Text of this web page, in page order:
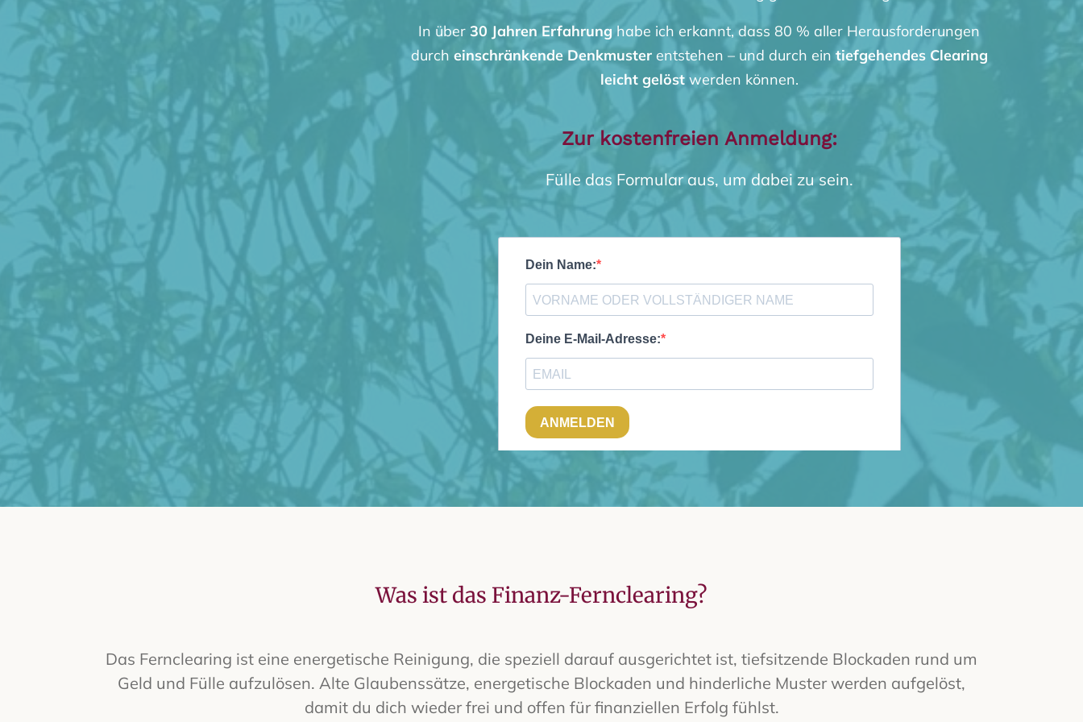
In über30 Jahren Erfahrung habe ich erkannt, dass 80 % aller Herausforderungen
durch einschränkende Denkmusterentstehen – und durch ein tiefgehendes Clearing
leicht gelöstwerden können.
Zur kostenfreien Anmeldung:
Fülle das Formular aus, um dabei zu sein.
Was ist das Finanz-Fernclearing?
Das Fernclearing ist eine energetische Reinigung, die speziell darauf ausgerichtet ist, tiefsitzende Blockaden rund um
Geld und Fülle aufzulösen. Alte Glaubenssätze, energetische Blockaden und hinderliche Muster werden aufgelöst,
damit du dich wieder frei und offen für finanziellen Erfolg fühlst.